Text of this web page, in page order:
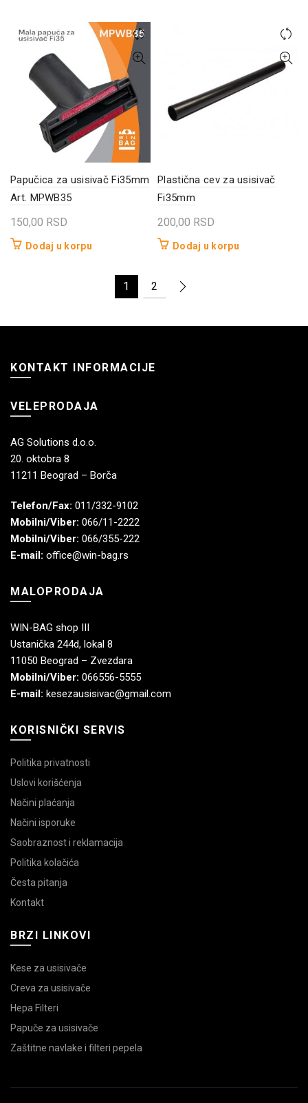
Papučica za usisivač Fi35mm
Art. MPWB35
150,00 RSD
Dodaj u korpu
Plastična cev za usisivač
Fi35mm
200,00 RSD
Dodaj u korpu
1 2
KONTAKT INFORMACIJE
VELEPRODAJA
AG Solutions d.o.o.
20. oktobra 8
11211 Beograd – Borča
Telefon/Fax: 011/332-9102
Mobilni/Viber: 066/11-2222
Mobilni/Viber: 066/355-222
E-mail: office@win-bag.rs
MALOPRODAJA
WIN-BAG shop III
Ustanička 244d, lokal 8
11050 Beograd – Zvezdara
Mobilni/Viber: 066556-5555
E-mail: kesezausisivac@gmail.com
KORISNIČKI SERVIS
Politika privatnosti
Uslovi korišćenja
Načini plaćanja
Načini isporuke
Saobraznost i reklamacija
Politika kolačića
Česta pitanja
Kontakt
BRZI LINKOVI
Kese za usisivače
Creva za usisivače
Hepa Filteri
Papuče za usisivače
Zaštitne navlake i filteri pepela